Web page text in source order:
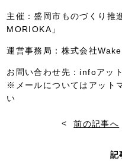
主催：盛岡市ものづくり推
MORIOKA」
運営事務局：株式会社
お問い合わせ先：infoアッ
※メールについてはアット
い
<前の記事へ
記